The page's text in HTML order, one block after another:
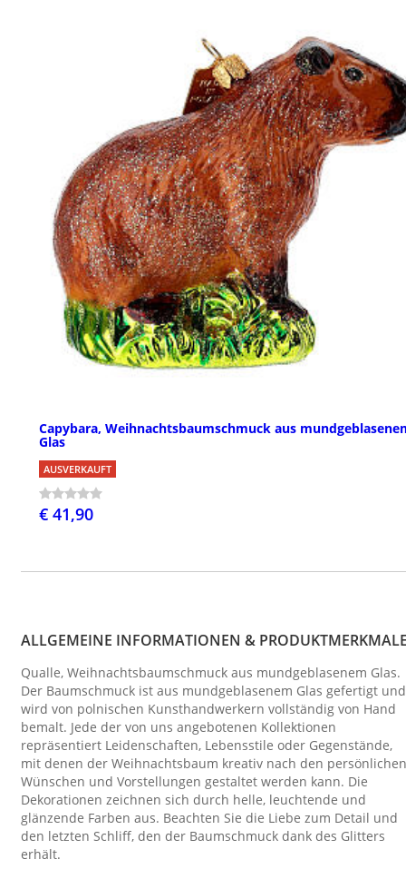
Capybara, Weihnachtsbaumschmuck aus
Glas
AUSVERKAUFT
€ 41,90
ALLGEMEINE INFORMATIONEN &
Qualle, Weihnachtsbaumschmuck aus mundgeblasenem Glas.
Der Baumschmuck ist aus mundgeblasenem Glas gefertigt und
wird von polnischen Kunsthandwerkern vollständig von Hand
bemalt. Jede der von uns angebotenen Kollektionen
repräsentiert Leidenschaften, Lebensstile oder Gegenstände,
mit denen der Weihnachtsbaum kreativ nach den persönlichen
Wünschen und Vorstellungen gestaltet werden kann. Die
Dekorationen zeichnen sich durch helle, leuchtende und
glänzende Farben aus. Beachten Sie die Liebe zum Detail und
den letzten Schliff, den der Baumschmuck dank des Glitters
erhält.